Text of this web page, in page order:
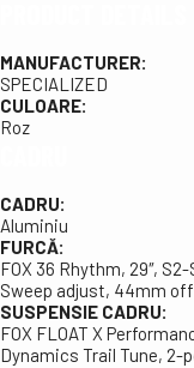
MANUFACTURER:
SPECIALIZED
CULOARE:
Roz
CADRU:
Aluminiu
FURCĂ:
FOX 36 Rhythm, 29″,
Sweep adjust, 44mm
SUSPENSIE CADRU:
FOX FLOAT X
Dynamics Trail Tune, 2-